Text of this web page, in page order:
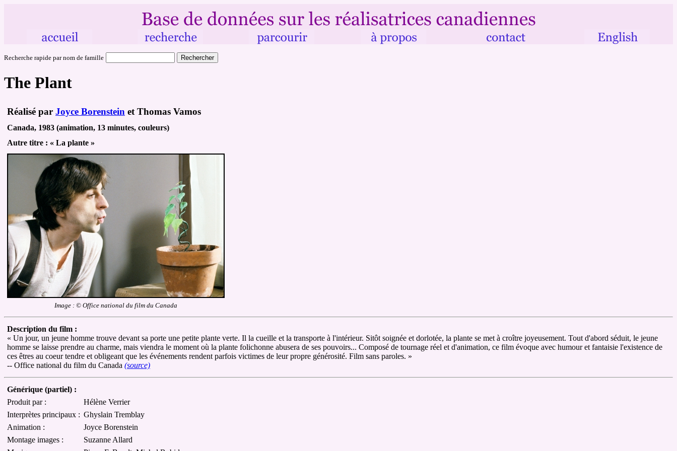
Recherche rapide par nom de famille
The Plant
Réalisé par Joyce Borenstein et Thomas Vamos
Canada, 1983 (animation, 13 minutes, couleurs)
Autre titre : « La plante »
Image : © Office national du film du Canada
Description du film :
« Un jour, un jeune homme trouve devant sa porte une petite plante verte. Il la cueille et la transporte à l'intérieur. Sitôt soignée et dorlotée, la plante se met à croître joyeusement. Tout d'abord séduit, le jeune
homme se laisse prendre au charme, mais viendra le moment où la plante folichonne abusera de ses pouvoirs... Composé de tournage réel et d'animation, ce film évoque avec humour et fantaisie l'existence de
ces êtres au coeur tendre et obligeant que les événements rendent parfois victimes de leur propre générosité. Film sans paroles. »
-- Office national du film du Canada (source)
Générique (partiel) :
Produit par :
Hélène Verrier
Interprètes principaux : Ghyslain Tremblay
Animation :
Joyce Borenstein
Montage images :
Suzanne Allard